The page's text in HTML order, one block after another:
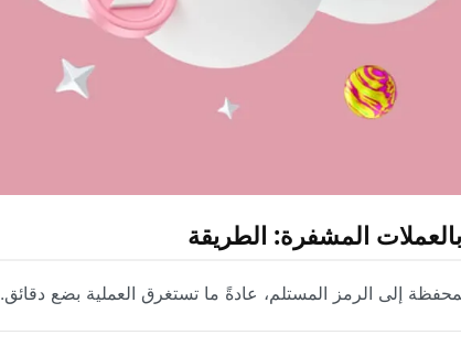
المشفرة: الطريقة
إلى الرمز المستلم، عادةً ما تستغرق العملية بضع دقائق.